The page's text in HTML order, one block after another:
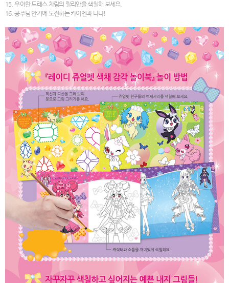
15. 우아한 드레스 차림의 릴리안을 색칠해 보세요.
16. 공주님 안기에 도전하는 카이엔과 나나!